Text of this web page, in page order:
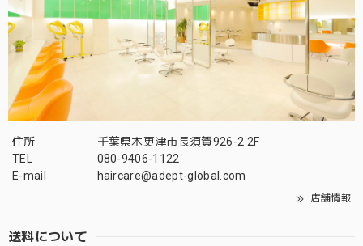
住所
千葉県木更津市長須賀926-2 2F
TEL
080-9406-1122
E-mail
haircare@adept-global.com
店舗情報
送料について